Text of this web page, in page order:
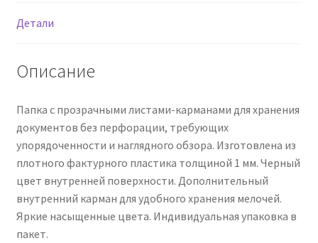
Детали
Описание
Папка с прозрачными листами-карманами для хранения
документов без перфорации, требующих
упорядоченности и наглядного обзора. Изготовлена из
плотного фактурного пластика толщиной 1 мм. Черный
цвет внутренней поверхности. Дополнительный
внутренний карман для удобного хранения мелочей.
Яркие насыщенные цвета. Индивидуальная упаковка в
пакет.